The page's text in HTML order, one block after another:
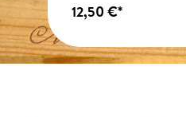
12,50 €*